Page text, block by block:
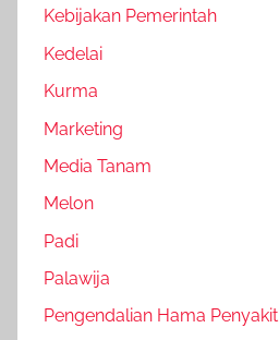
Kebijakan Pemerintah
Kedelai
Kurma
Marketing
Media Tanam
Melon
Padi
Palawija
Pengendalian Hama Penyakit